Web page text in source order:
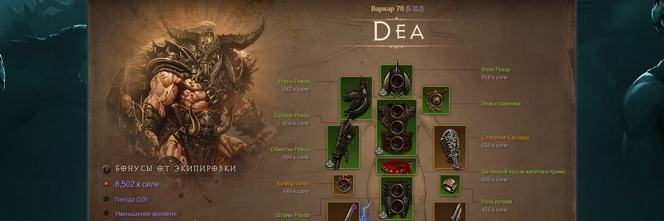
Варвар 70(5 312)
DEA
Воля Рекор
918 к силе
Сердце Рекор
650 к силе
Обмотки Рекор
994 к силе
Ноша Рекор
642 к силе
Штаны Рекор
Спасение Скулара
650 к силе
605 к силе
Роза ветров
431 к силе
Кольцо силы
649 к силе
Знак странника
БОНУСЫ ОТ ЭКИПИРОВКИ
8,502 к силе
Гнезда (10)
Уменьшение времени